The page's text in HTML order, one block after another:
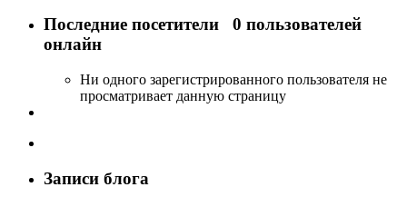
Последние посетители 0 пользователей
онлайн
Ни одного зарегистрированного пользователя не
просматривает данную страницу
Записи блога